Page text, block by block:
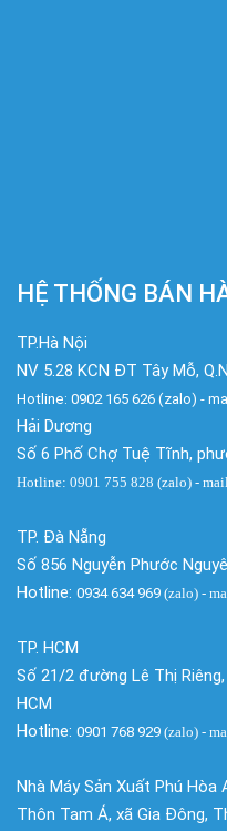
HỆ THỐNG BÁN
TP.Hà Nội
NV 5.28 KCN ĐT Tây Mỗ,
Hotline: 0902 165 626 (zalo) -
Hải Dương
Số 6 Phố Chợ Tuệ Tĩnh,
Hotline: 0901 755 828 (zalo) -
TP. Đà Nẵng
Số 856 Nguyễn Phước
Hotline: 0934 634 969 (zalo) -
TP. HCM
Số 21/2 đường Lê Thị
HCM
Hotline: 0901 768 929 (zalo) -
Nhà Máy Sản Xuất Phú Hòa
Thôn Tam Á, xã Gia Đông,